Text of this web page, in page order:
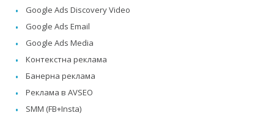
Google Ads Discovery Video
Google Ads Email
Google Ads Media
Контекстна реклама
Банерна реклама
Реклама в AVSEO
SMM (FB+Insta)